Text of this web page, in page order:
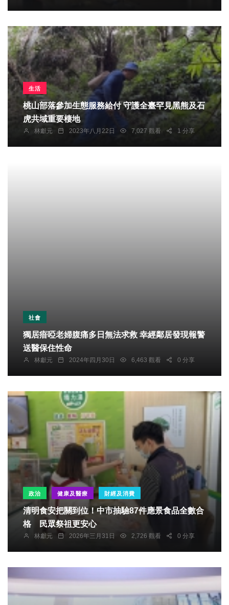
生活
桃山部落參加生態服務給付 守護全臺罕見黑熊及石
虎共域重要棲地
林獻元 2023年八月22日 7,027 觀看 1 分享
社會
獨居瘖啞老婦腹痛多日無法求救 幸經鄰居發現報警
送醫保住性命
林獻元 2024年四月30日 6,463 觀看 0 分享
政治 健康及醫療 財經及消費
清明食安把關到位！中市抽驗87件應景食品全數合
格 民眾祭祖更安心
林獻元 2026年三月31日 2,726 觀看 0 分享